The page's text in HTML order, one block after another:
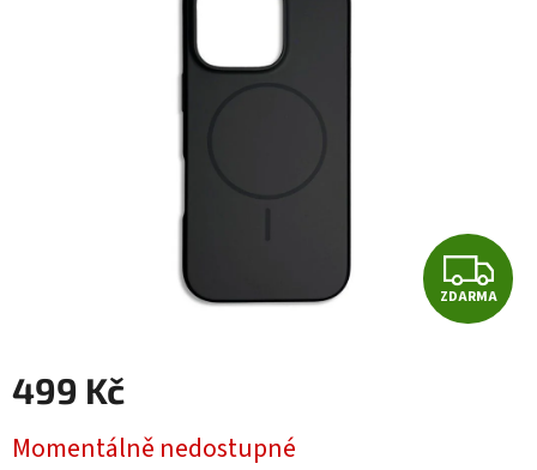
Z
D
ZDARMA
499 Kč
cena:
Momentálně nedostupné